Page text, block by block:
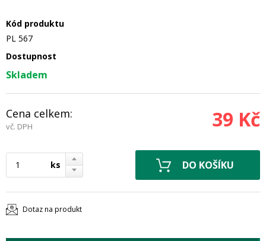
Kód produktu
PL 567
Dostupnost
Skladem
Cena celkem:
vč. DPH 39 Kč
ks
Dotaz na produkt